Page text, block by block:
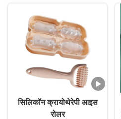
सिलिकॉन क्रायोथेरेपी आइस
रोलर